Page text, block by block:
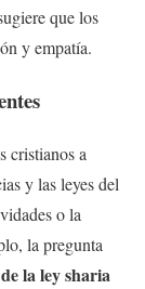
que los
y empatía.
cristianos a
y las leyes del
o la
la pregunta
la ley sharia